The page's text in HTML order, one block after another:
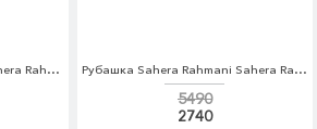
Платье Sahera Rahmani Sahera Rahmani MP002XW1AV9H Рубашка Sahera Rahmani Sahera Rahmani MP002XM0W5KF
5490
2740